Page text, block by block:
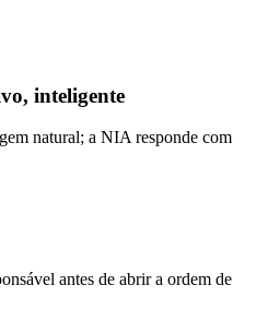
inteligente
natural; a NIA responde com
antes de abrir a ordem de